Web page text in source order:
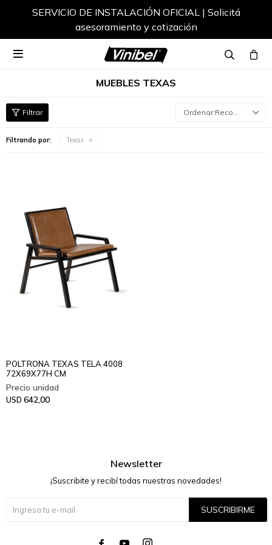
SERVICIO DE INSTALACIÓN OFICIAL | Solicitá
asesoramiento y cotización

MUEBLES TEXAS
Recomendados
Filtrando por: Texas
POLTRONA TEXAS TELA 4008
72X69X77H CM
USD 642,00
Newsletter
¡Suscribite y recibí todas nuestras novedades!
SUSCRIBIRME
  